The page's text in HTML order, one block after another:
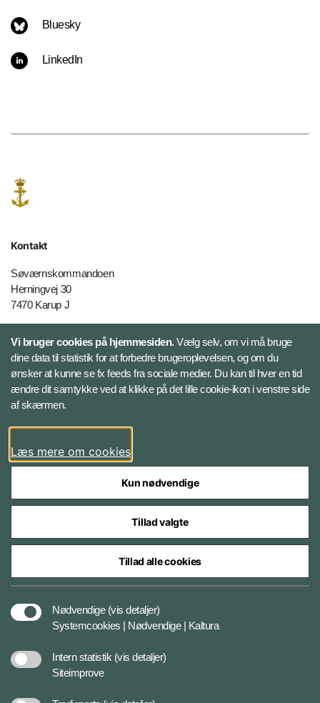
Bluesky
LinkedIn
Kontakt
Søværnskommandoen
Herningvej 30
7470 Karup J
Telefon: +45 728 40000
E-mail:fko@mil.dk
Følg Søværnet
Facebook
Styrelser og myndigheder under Forsvarsministeriet
Vi bruger cookies på hjemmesiden.Vælg selv, om vi må bruge
dine data til statistik for at forbedre brugeroplevelsen, og om du
ønsker at kunne se fx feeds fra sociale medier. Du kan til hver en tid
ændre dit samtykke ved at klikke på det lille cookie-ikon i venstre side
af skærmen.
Læs mere om cookies
Kun nødvendige
Tillad valgte
Tillad alle cookies
Nødvendige (vis detaljer)
Systemcookies | Nødvendige | Kaltura
Intern statistik (vis detaljer)
Siteimprove